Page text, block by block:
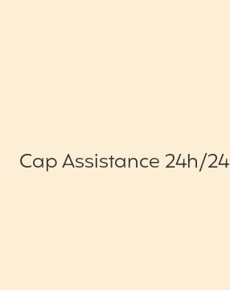
Cap Assistance 24h/24